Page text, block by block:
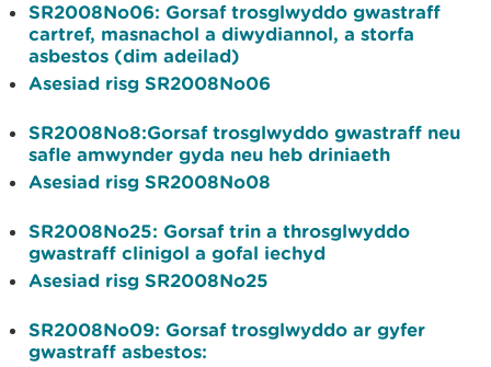
SR2008No06: Gorsaf trosglwyddo gwastraff
cartref, masnachol a diwydiannol, a storfa
asbestos (dim adeilad)
Asesiad risg SR2008No06
SR2008No8:Gorsaf trosglwyddo gwastraff neu
safle amwynder gyda neu heb driniaeth​
Asesiad risg SR2008No08
​SR2008No25: Gorsaf trin a throsglwyddo
gwastraff clinigol a gofal iechyd
Asesiad risg SR2008No25
​SR2008No09: Gorsaf trosglwyddo ar gyfer
gwastraff asbestos: